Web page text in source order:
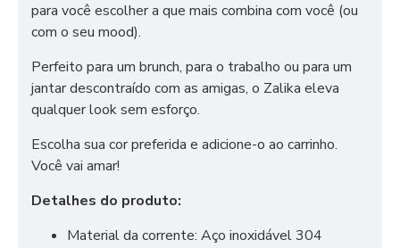
para você escolher a que mais combina com você (ou
com o seu mood).
Perfeito para um brunch, para o trabalho ou para um
jantar descontraído com as amigas, o Zalika eleva
qualquer look sem esforço.
Escolha sua cor preferida e adicione-o ao carrinho.
Você vai amar!
Detalhes do produto:
Material da corrente: Aço inoxidável 304